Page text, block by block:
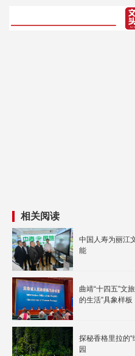
相关阅读
中国人寿为丽江
能
曲靖“十四五”文
的生活”具象样板
探秘香格里拉的
园